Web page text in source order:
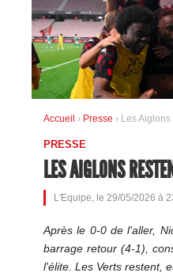
Accueil › Presse › Les
PRESSE
LES AIGLONS
L'Equipe, le 29/05/2026 à
Après le 0-0 de l'aller,
barrage retour (4-1),
l'élite. Les Verts restent,